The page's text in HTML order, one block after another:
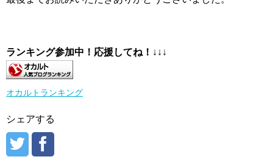
ランキング参加中！応援してね！ ↓↓↓
オカルトランキング
シェアする